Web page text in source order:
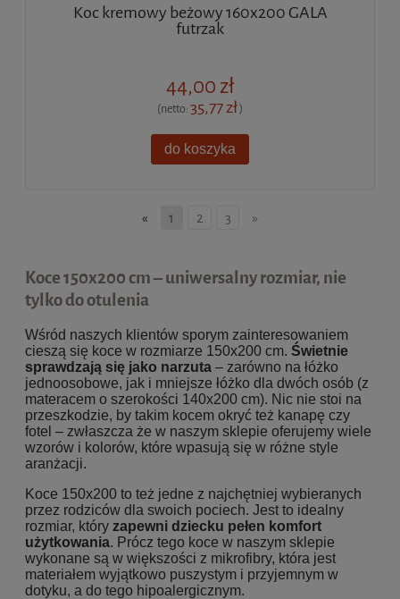
Koc kremowy beżowy 160x200 GALA
futrzak
44,00 zł
(netto:35,77 zł)
do koszyka
« 1 2 3 »
Koce 150x200 cm – uniwersalny rozmiar, nie
tylko do otulenia
Wśród naszych klientów sporym zainteresowaniem
cieszą się koce w rozmiarze 150x200 cm. Świetnie
sprawdzają się jako narzuta – zarówno na łóżko
jednoosobowe, jak i mniejsze łóżko dla dwóch osób (z
materacem o szerokości 140x200 cm). Nic nie stoi na
przeszkodzie, by takim kocem okryć też kanapę czy
fotel – zwłaszcza że w naszym sklepie oferujemy wiele
wzorów i kolorów, które wpasują się w różne style
aranżacji.
Koce 150x200 to też jedne z najchętniej wybieranych
przez rodziców dla swoich pociech. Jest to idealny
rozmiar, który zapewni dziecku pełen komfort
użytkowania. Prócz tego koce w naszym sklepie
wykonane są w większości z mikrofibry, która jest
materiałem wyjątkowo puszystym i przyjemnym w
dotyku, a do tego hipoalergicznym.